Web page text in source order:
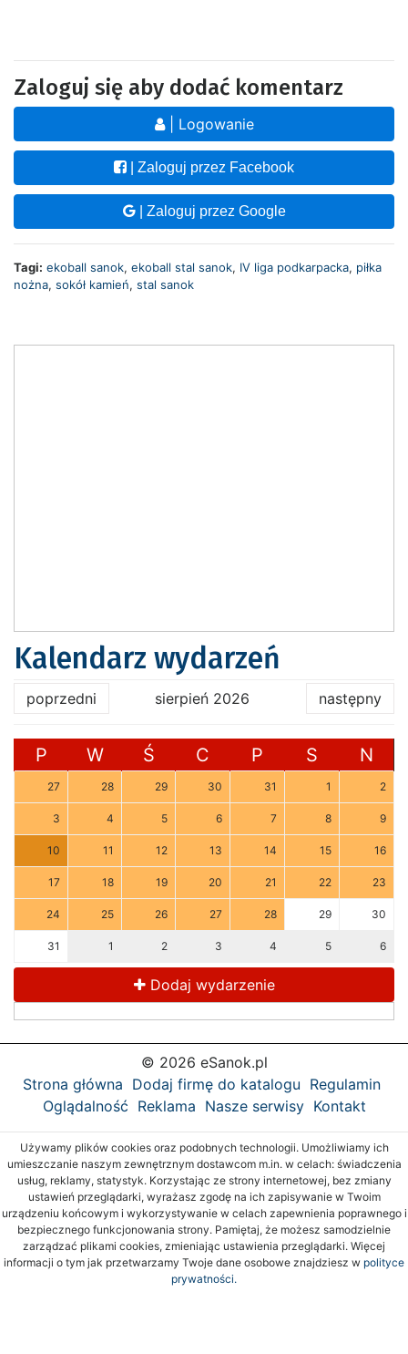
Zaloguj się aby dodać komentarz
| Logowanie
| Zaloguj przez Facebook
| Zaloguj przez Google
Tagi: ekoball sanok, ekoball stal sanok, IV liga podkarpacka, piłka
nożna, sokół kamień, stal sanok
Kalendarz wydarzeń
poprzedni sierpień 2026 następny
P W Ś C P S N
27 28 29 30 31 1 2
3 4 5 6 7 8 9
10 11 12 13 14 15 16
17 18 19 20 21 22 23
24 25 26 27 28 29 30
31 1 2 3 4 5 6
Dodaj wydarzenie
© 2026 eSanok.pl
Strona główna Dodaj firmę do katalogu Regulamin
Oglądalność Reklama Nasze serwisy Kontakt
Używamy plików cookies oraz podobnych technologii. Umożliwiamy ich
umieszczanie naszym zewnętrznym dostawcom m.in. w celach: świadczenia
usług, reklamy, statystyk. Korzystając ze strony internetowej, bez zmiany
ustawień przeglądarki, wyrażasz zgodę na ich zapisywanie w Twoim
urządzeniu końcowym i wykorzystywanie w celach zapewnienia poprawnego i
bezpiecznego funkcjonowania strony. Pamiętaj, że możesz samodzielnie
zarządzać plikami cookies, zmieniając ustawienia przeglądarki. Więcej
informacji o tym jak przetwarzamy Twoje dane osobowe znajdziesz w polityce
prywatności.